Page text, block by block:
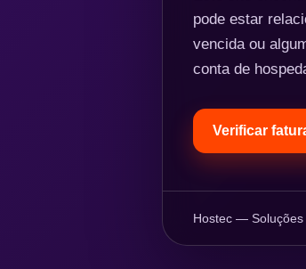
pode estar
vencida ou
conta de
Verificar
Hostec — Soluções